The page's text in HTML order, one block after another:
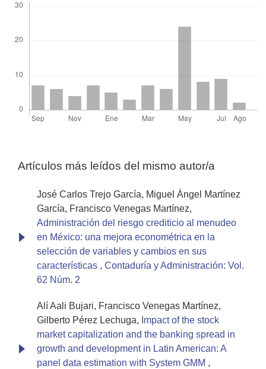
Artículos más leídos del mismo autor/a
José Carlos Trejo García, Miguel Ángel Martínez
García, Francisco Venegas Martínez,
Administración del riesgo crediticio al menudeo
en México: una mejora econométrica en la
selección de variables y cambios en sus
características , Contaduría y Administración: Vol.
62 Núm. 2
Alí Aali Bujari, Francisco Venegas Martínez,
Gilberto Pérez Lechuga, Impact of the stock
market capitalization and the banking spread in
growth and development in Latin American: A
panel data estimation with System GMM ,